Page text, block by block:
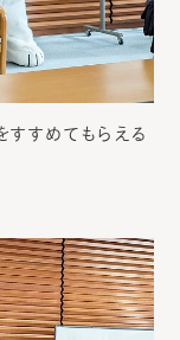
すすめてもらえる